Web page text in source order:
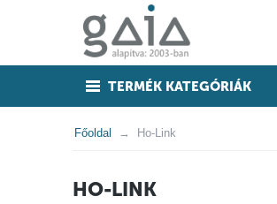
TERMÉK KATEGÓRIÁK
Főoldal Ho-Link
HO-LINK